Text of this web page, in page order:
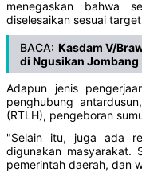
menegaskan bahwa
diselesaikan sesuai
BACA: Kasdam V/
di Ngusikan Jombang
Adapun jenis
penghubung
(RTLH), pengeboran
"Selain itu, juga ada
digunakan masyarakat.
pemerintah daerah, dan